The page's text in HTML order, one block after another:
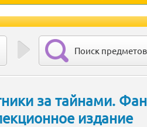
Поиск предметов
за тайнами.
издание